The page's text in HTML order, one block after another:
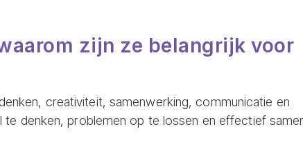
zijn ze belangrijk voor
creativiteit, samenwerking, communicatie en
te denken, problemen op te lossen en effectief